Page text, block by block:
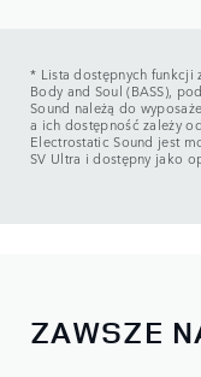
* Lista dostępnych funkcji
Body and Soul (BASS),
Sound należą do
a ich dostępność zależy
Electrostatic Sound jest
SV Ultra i dostępny jako
ZAWSZE